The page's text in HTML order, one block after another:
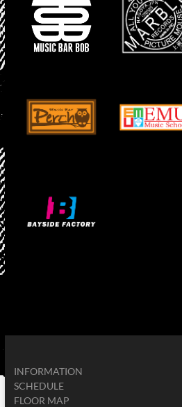
INFORMATION
SCHEDULE
FLOOR MAP